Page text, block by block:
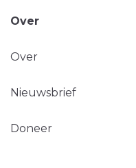
Over
Over
Nieuwsbrief
Doneer